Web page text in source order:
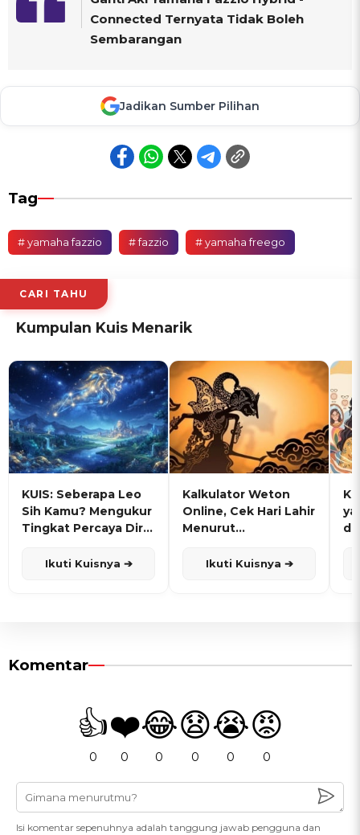
Connected Ternyata Tidak Boleh
Sembarangan
Jadikan Sumber Pilihan
Tag
# yamaha fazzio # fazzio # yamaha freego
CARI TAHU
Kumpulan Kuis Menarik
KUIS: Seberapa Leo
Sih Kamu? Mengukur
Tingkat Percaya Diri
Ikuti Kuisnya ➔
Kalkulator Weton
Online, Cek Hari Lahir
Menurut
Ikuti Kuisnya ➔
Komentar
👍
0
❤️
0
😂
0
😧
0
😭
0
😡
0
Isi komentar sepenuhnya adalah tanggung jawab pengguna dan